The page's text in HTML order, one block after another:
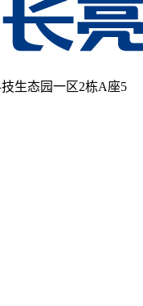
生态园一区2栋A座5